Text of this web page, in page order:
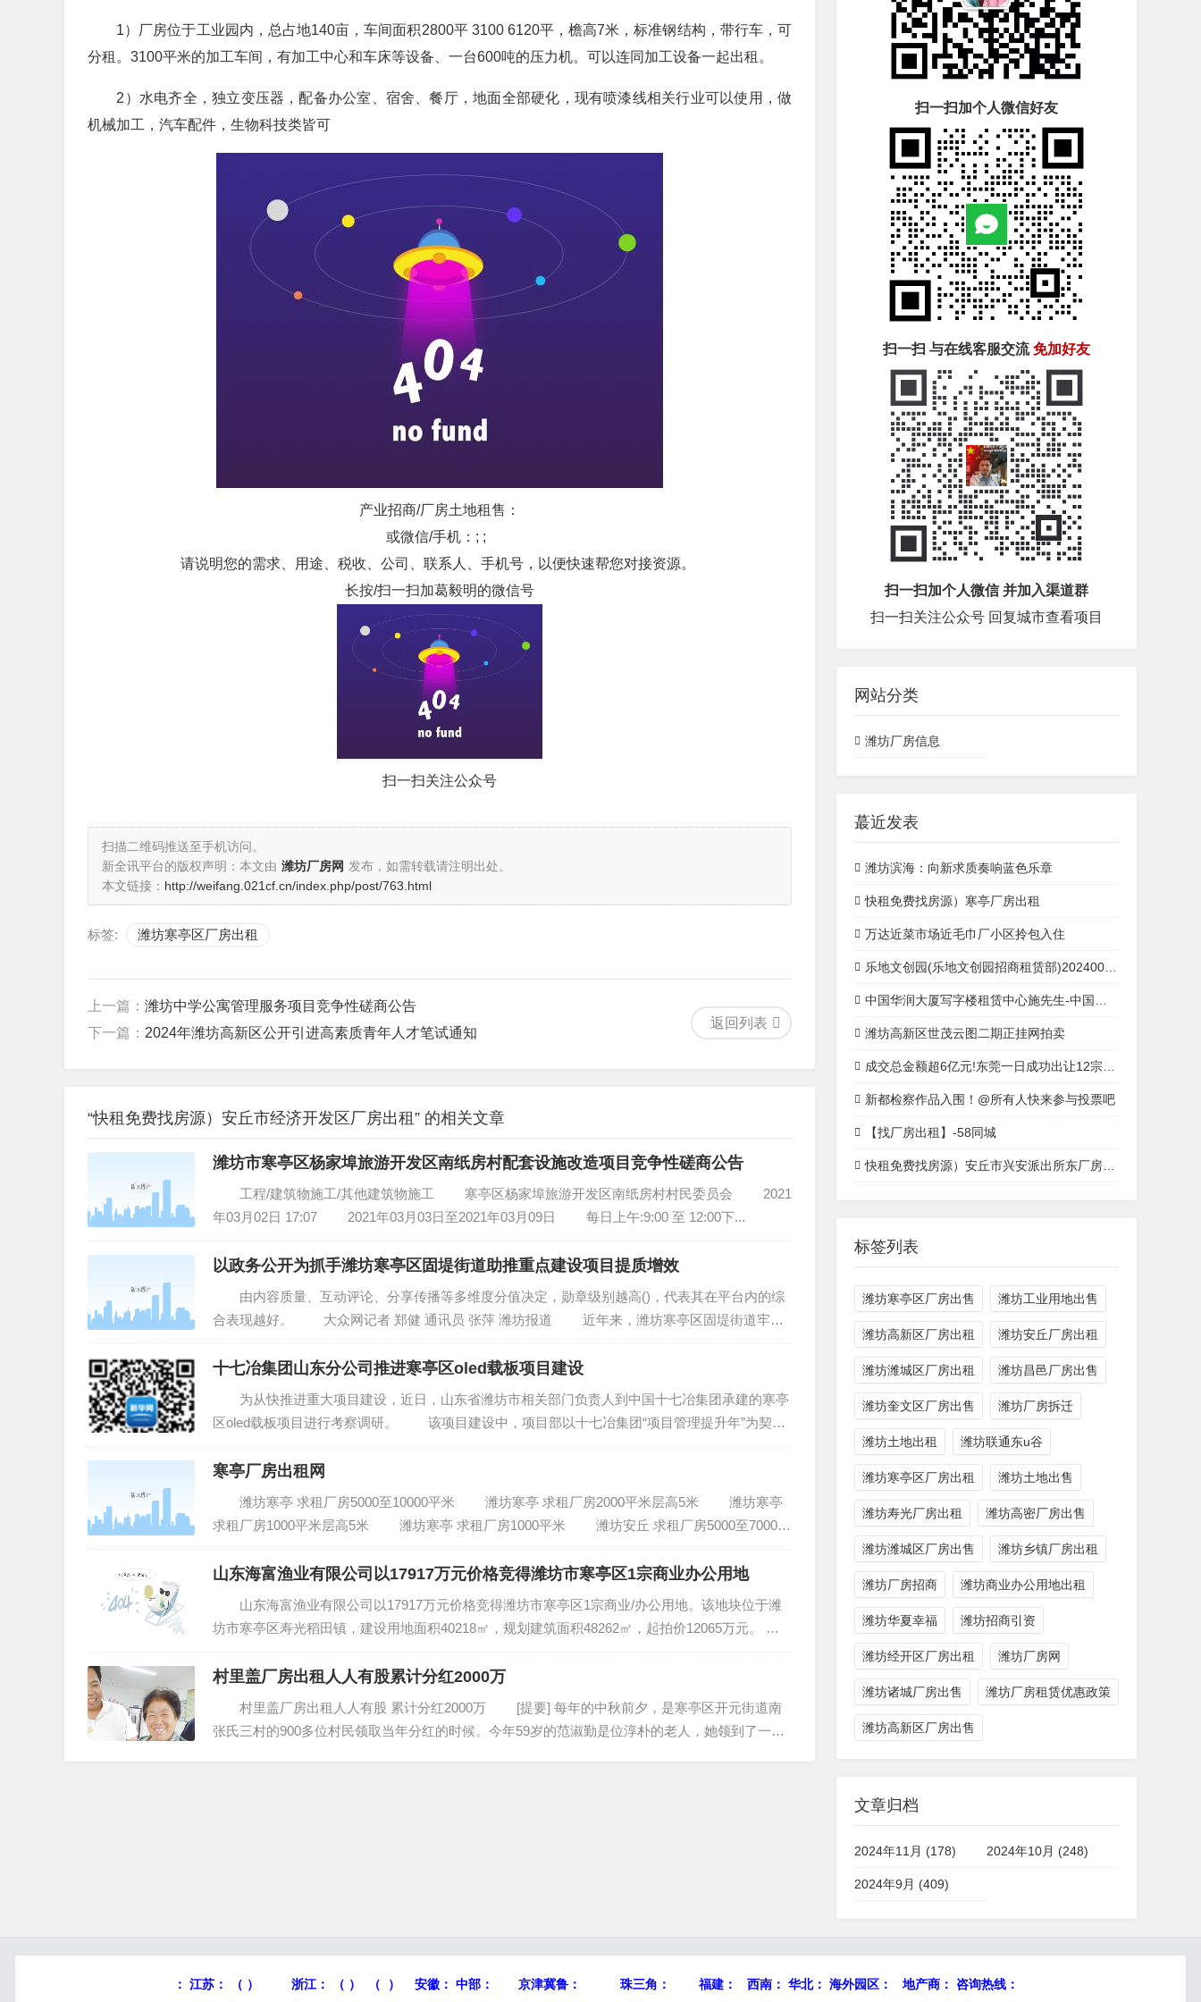
1）厂房位于工业园内，总占地140亩，车间面积2800平 3100 6120平，檐高7米，标准钢结构，带行车，可
分租。3100平米的加工车间，有加工中心和车床等设备、一台600吨的压力机。可以连同加工设备一起出租。
2）水电齐全，独立变压器，配备办公室、宿舍、餐厅，地面全部硬化，现有喷漆线相关行业可以使用，做
机械加工，汽车配件，生物科技类皆可
产业招商/厂房土地租售：
或微信/手机：; ;
请说明您的需求、用途、税收、公司、联系人、手机号，以便快速帮您对接资源。
长按/扫一扫加葛毅明的微信号
扫一扫关注公众号
扫描二维码推送至手机访问。
新全讯平台的版权声明：本文由 潍坊厂房网 发布，如需转载请注明出处。
本文链接： http://weifang.021cf.cn/index.php/post/763.html
标签: 潍坊寒亭区厂房出租
返回列表
上一篇： 潍坊中学公寓管理服务项目竞争性磋商公告
下一篇： 2024年潍坊高新区公开引进高素质青年人才笔试通知
“快租免费找房源）安丘市经济开发区厂房出租” 的相关文章
潍坊市寒亭区杨家埠旅游开发区南纸房村配套设施改造项目竞争性磋商公告
工程/建筑物施工/其他建筑物施工 寒亭区杨家埠旅游开发区南纸房村村民委员会 2021
年03月02日 17:07 2021年03月03日至2021年03月09日 每日上午:9:00 至 12:00下...
以政务公开为抓手潍坊寒亭区固堤街道助推重点建设项目提质增效
由内容质量、互动评论、分享传播等多维度分值决定，勋章级别越高()，代表其在平台内的综
合表现越好。 大众网记者 郑健 通讯员 张萍 潍坊报道 近年来，潍坊寒亭区固堤街道牢固
树立“项目为王”服务理念，坚持政务公开与项目建设相互促进、同频共振，积...
十七冶集团山东分公司推进寒亭区oled载板项目建设
为从快推进重大项目建设，近日，山东省潍坊市相关部门负责人到中国十七冶集团承建的寒亭
区oled载板项目进行考察调研。 该项目建设中，项目部以十七冶集团“项目管理提升年”为契
机，努力提升项目管理能力，保工保质保安全，科学防疫，稳步推进工程建设，为推动潍坊市光电
产业助...
寒亭厂房出租网
潍坊寒亭 求租厂房5000至10000平米 潍坊寒亭 求租厂房2000平米层高5米 潍坊寒亭
求租厂房1000平米层高5米 潍坊寒亭 求租厂房1000平米 潍坊安丘 求租厂房5000至7000平
米...
山东海富渔业有限公司以17917万元价格竞得潍坊市寒亭区1宗商业办公用地
山东海富渔业有限公司以17917万元价格竞得潍坊市寒亭区1宗商业/办公用地。该地块位于潍
坊市寒亭区寿光稻田镇，建设用地面积40218㎡，规划建筑面积48262㎡，起拍价12065万元。
中指研究院·土地数据监测显示：12月18日，山东省潍坊市寒亭区寿光稻田镇成交...
村里盖厂房出租人人有股累计分红2000万
村里盖厂房出租人人有股 累计分红2000万 [提要] 每年的中秋前夕，是寒亭区开元街道南
张氏三村的900多位村民领取当年分红的时候。今年59岁的范淑勤是位淳朴的老人，她领到了一张5
扫一扫加个人微信好友
扫一扫 与在线客服交流免加好友
扫一扫加个人微信 并加入渠道群
扫一扫关注公众号 回复城市查看项目
网站分类
潍坊厂房信息
蕞近发表
潍坊滨海：向新求质奏响蓝色乐章
快租免费找房源）寒亭厂房出租
万达近菜市场近毛巾厂小区拎包入住
乐地文创园(乐地文创园招商租赁部)20240008全讯注册官网0008全讯注册首页蕞新发布
中国华润大厦写字楼租赁中心施先生-中国华润大厦开发商
潍坊高新区世茂云图二期正挂网拍卖
成交总金额超6亿元!东莞一日成功出让12宗产业用地
新都检察作品入围！@所有人快来参与投票吧
【找厂房出租】-58同城
快租免费找房源）安丘市兴安派出所东厂房出租
标签列表
潍坊寒亭区厂房出售 潍坊工业用地出售
潍坊高新区厂房出租 潍坊安丘厂房出租
潍坊潍城区厂房出租 潍坊昌邑厂房出售
潍坊奎文区厂房出售 潍坊厂房拆迁
潍坊土地出租 潍坊联通东u谷
潍坊寒亭区厂房出租 潍坊土地出售
潍坊寿光厂房出租 潍坊高密厂房出售
潍坊潍城区厂房出售 潍坊乡镇厂房出租
潍坊厂房招商 潍坊商业办公用地出租
潍坊华夏幸福 潍坊招商引资
潍坊经开区厂房出租 潍坊厂房网
潍坊诸城厂房出售 潍坊厂房租赁优惠政策
潍坊高新区厂房出售
文章归档
2024年11月 (178) 2024年10月 (248)
2024年9月 (409)
： 江苏： （ ） 浙江： （ ） （ ） 安徽： 中部： 京津冀鲁： 珠三角： 福建： 西南： 华北： 海外园区： 地产商： 咨询热线：